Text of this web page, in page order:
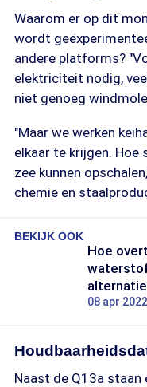
Waarom er op dit
wordt
andere platforms?
elektriciteit nodig,
niet genoeg
"Maar we werken
elkaar te krijgen.
zee kunnen
chemie en
BEKIJK OOK
Hoe
08 apr 2022
Naast de Q13a